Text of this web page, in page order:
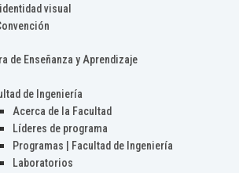
visual
de Enseñanza y Aprendizaje
de Ingeniería
Acerca de la Facultad
Líderes de programa
Programas | Facultad de Ingeniería
Laboratorios